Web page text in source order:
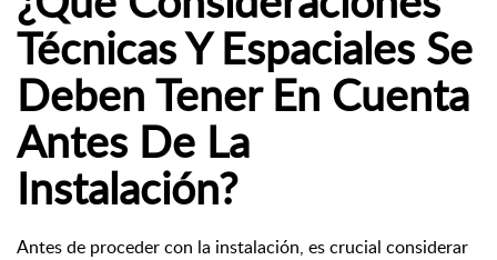
Técnicas Y Espaciales Se
Deben Tener En Cuenta
Antes De La
Instalación?
Antes de proceder con la instalación, es crucial considerar